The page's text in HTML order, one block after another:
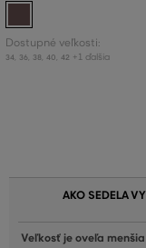
Dostupné veľkosti:
34 36 38 40 42 +1 ďalšia
AKO SEDELA
Veľkosť je oveľa